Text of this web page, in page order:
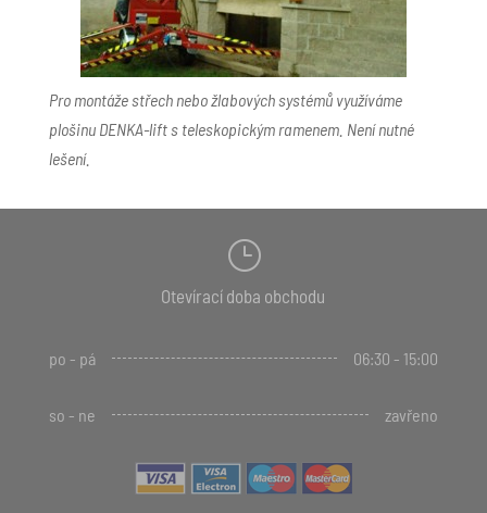
Pro montáže střech nebo žlabových systémů využíváme
plošinu DENKA-lift s teleskopickým ramenem. Není nutné
lešení.
}
Otevírací doba obchodu
po - pá 06:30 - 15:00
so - ne zavřeno